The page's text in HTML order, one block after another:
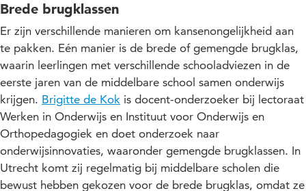
Brede brugklassen
Er zijn verschillende manieren om kansenongelijkheid aan
te pakken. Eén manier is de brede of gemengde brugklas,
waarin leerlingen met verschillende schooladviezen in de
eerste jaren van de middelbare school samen onderwijs
krijgen. Brigitte de Kok is docent-onderzoeker bij lectoraat
Werken in Onderwijs en Instituut voor Onderwijs en
Orthopedagogiek en doet onderzoek naar
onderwijsinnovaties, waaronder gemengde brugklassen. In
Utrecht komt zij regelmatig bij middelbare scholen die
bewust hebben gekozen voor de brede brugklas, omdat ze